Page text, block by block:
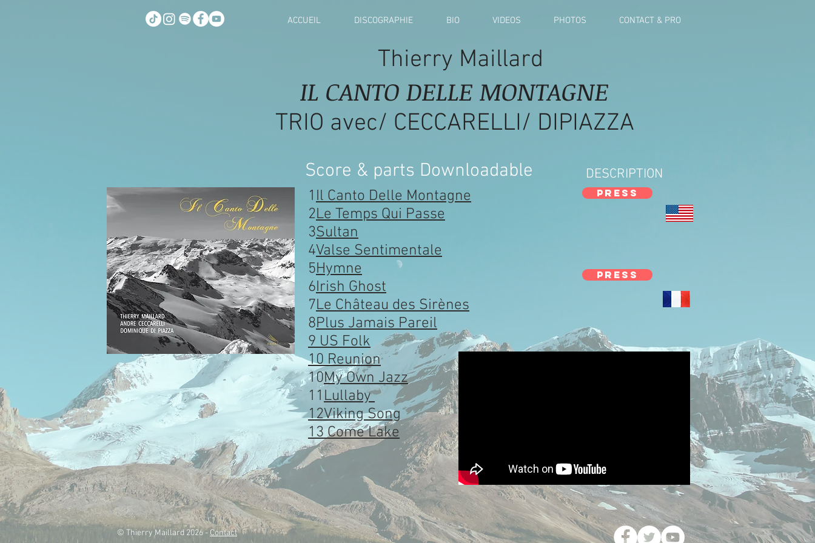
ACCUEIL DISCOGRAPHIE BIO VIDEOS PHOTOS CONTACT & PRO
Thierry Maillard
IL CANTO DELLE MONTAGNE
TRIO avec/ CECCARELLI/ DIPIAZZA
DESCRIPTION
Score & parts Downloadable
1Il Canto Delle Montagne
2Le Temps Qui Passe
3Sultan
4Valse Sentimentale
5Hymne
6Irish Ghost
7Le Château des Sirènes
8Plus Jamais Pareil
9US Folk
10 Reunion
10My Own Jazz
11Lullaby
12Viking Song
13 Come Lake
PRESS
PRESS
© Thierry Maillard 2026 - Contact